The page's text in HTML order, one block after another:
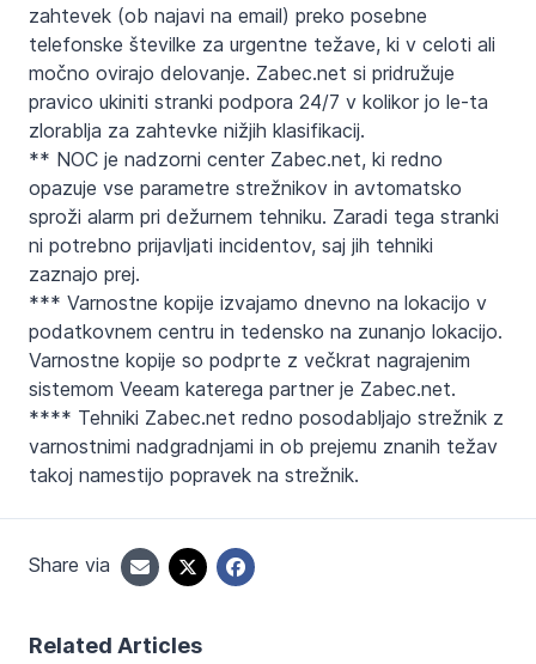
zahtevek (ob najavi na email) preko posebne
telefonske številke za urgentne težave, ki v celoti ali
močno ovirajo delovanje. Zabec.net si pridružuje
pravico ukiniti stranki podpora 24/7 v kolikor jo le-ta
zlorablja za zahtevke nižjih klasifikacij.
** NOC je nadzorni center Zabec.net, ki redno
opazuje vse parametre strežnikov in avtomatsko
sproži alarm pri dežurnem tehniku. Zaradi tega stranki
ni potrebno prijavljati incidentov, saj jih tehniki
zaznajo prej.
*** Varnostne kopije izvajamo dnevno na lokacijo v
podatkovnem centru in tedensko na zunanjo lokacijo.
Varnostne kopije so podprte z večkrat nagrajenim
sistemom Veeam katerega partner je Zabec.net.
**** Tehniki Zabec.net redno posodabljajo strežnik z
varnostnimi nadgradnjami in ob prejemu znanih težav
takoj namestijo popravek na strežnik.
Share via
Related Articles